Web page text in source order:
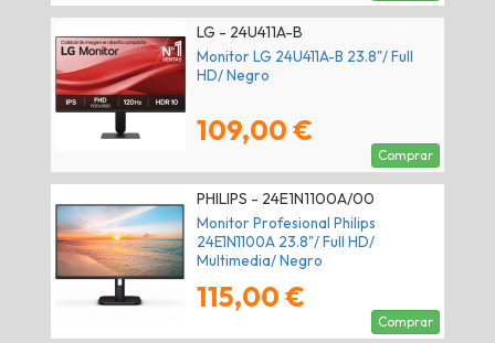
LG - 24U411A-B
Monitor LG 24U411A-B 23.8"/ Full
HD/ Negro
109,00 €
Comprar
PHILIPS - 24E1N1100A/00
Monitor Profesional Philips
24E1N1100A 23.8"/ Full HD/
Multimedia/ Negro
115,00 €
Comprar